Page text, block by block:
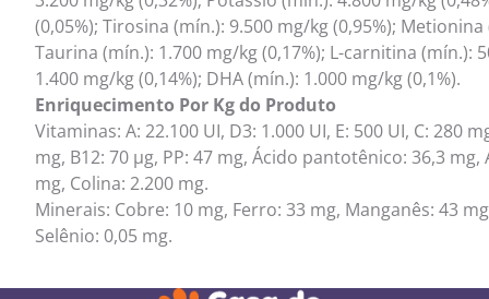
(0,05%); Tirosina (mín.): 9.500 mg/kg (0,95%);
Taurina (mín.): 1.700 mg/kg (0,17%); L-carnitina (mín.):
1.400 mg/kg (0,14%); DHA (mín.): 1.000 mg/kg (0,1%).
Enriquecimento Por Kg do Produto
Vitaminas: A: 22.100 UI, D3: 1.000 UI, E: 500 UI, C: 280
mg, B12: 70 µg, PP: 47 mg, Ácido pantotênico: 36,3
mg, Colina: 2.200 mg.
Minerais: Cobre: 10 mg, Ferro: 33 mg, Manganês: 43
Selênio: 0,05 mg.